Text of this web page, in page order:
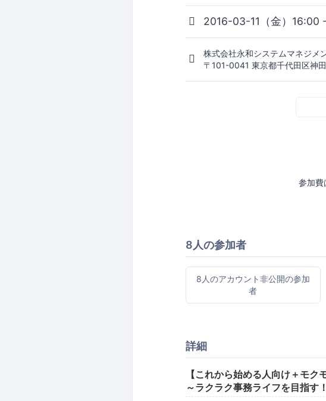
2016-03-11（金）16:00
株式会社永和システムマネジメ
〒101-0041 東京都千代田区神
参加費
8人の参加者
8人のアカウント非公開の参加
者
詳細
【これから始める人向け＋モ
～ラクラク事務ライフを目指す